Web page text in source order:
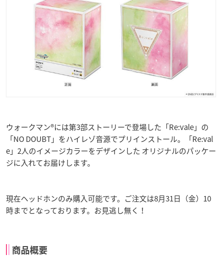
ウォークマン®には第3部ストーリーで登場した「Re:vale」の
「NO DOUBT」をハイレゾ音源でプリインストール。「Re:val
e」2人のイメージカラーをデザインした オリジナルのパッケー
ジに入れてお届けします。
現在ヘッドホンのみ購入可能です。ご注文は8月31日（金）10
時までとなっております。お見逃し無く！
商品概要